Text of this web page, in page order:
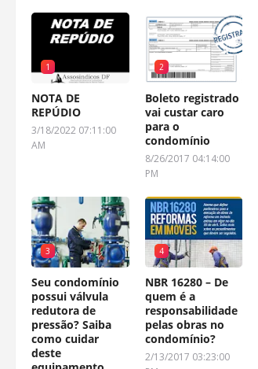
1
NOTA DE
REPÚDIO
3/18/2022 07:11:00
AM
2
Boleto registrado
vai custar caro
para o
condomínio
8/26/2017 04:14:00
PM
3
Seu condomínio
possui válvula
redutora de
pressão? Saiba
como cuidar
deste
4
NBR 16280 – De
quem é a
responsabilidade
pelas obras no
condomínio?
2/13/2017 03:23:00